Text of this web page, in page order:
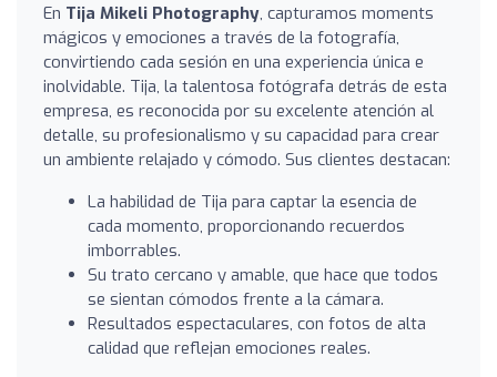
En Tija Mikeli Photography, capturamos moments
mágicos y emociones a través de la fotografía,
convirtiendo cada sesión en una experiencia única e
inolvidable. Tija, la talentosa fotógrafa detrás de esta
empresa, es reconocida por su excelente atención al
detalle, su profesionalismo y su capacidad para crear
un ambiente relajado y cómodo. Sus clientes destacan:
La habilidad de Tija para captar la esencia de
cada momento, proporcionando recuerdos
imborrables.
Su trato cercano y amable, que hace que todos
se sientan cómodos frente a la cámara.
Resultados espectaculares, con fotos de alta
calidad que reflejan emociones reales.